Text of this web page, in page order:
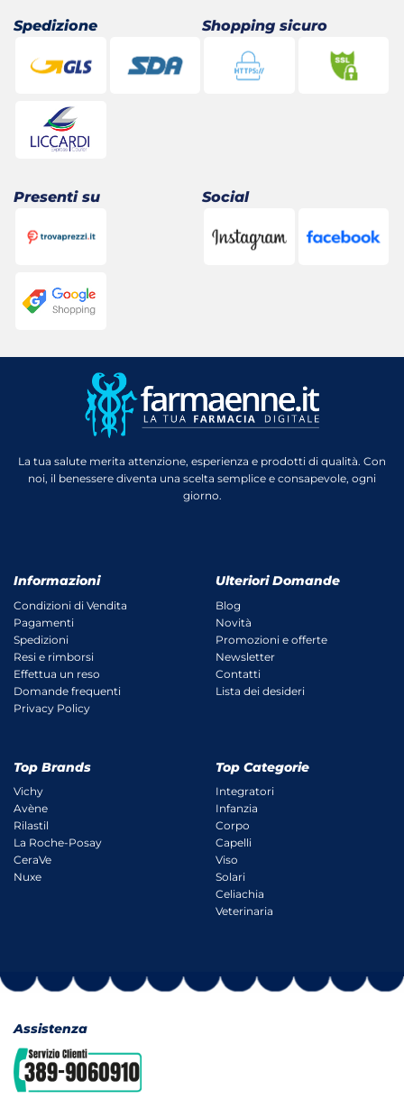
Spedizione Shopping sicuro
Presenti su Social
La tua salute merita attenzione, esperienza e prodotti di qualità. Con
noi, il benessere diventa una scelta semplice e consapevole, ogni
giorno.
Informazioni
Condizioni di Vendita
Pagamenti
Spedizioni
Resi e rimborsi
Effettua un reso
Domande frequenti
Privacy Policy
Ulteriori Domande
Blog
Novità
Promozioni e offerte
Newsletter
Contatti
Lista dei desideri
Top Brands
Vichy
Avène
Rilastil
La Roche-Posay
CeraVe
Nuxe
Top Categorie
Integratori
Infanzia
Corpo
Capelli
Viso
Solari
Celiachia
Veterinaria
Assistenza